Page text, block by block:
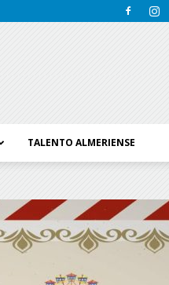
TALENTO ALMERIENSE